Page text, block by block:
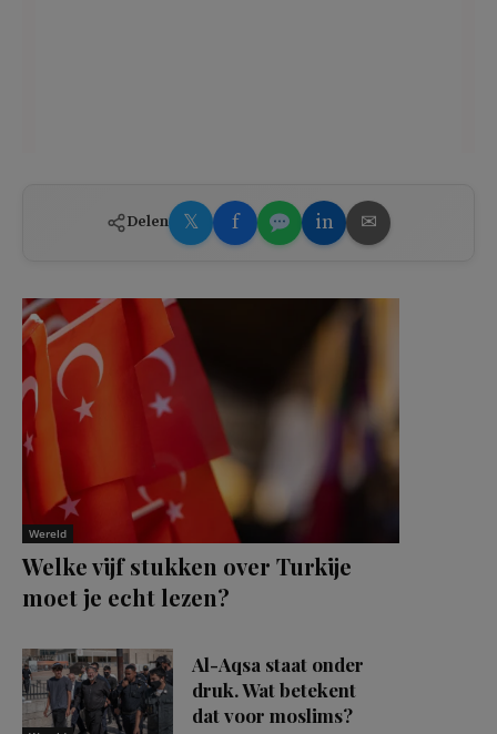
Delen 𝕏 f in ✉
Wereld
Welke vijf stukken over Turkije
moet je echt lezen?
Al-Aqsa staat onder
druk. Wat betekent
dat voor moslims?